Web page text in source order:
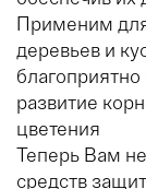
Применим
деревьев и
благоприятно
развитие
цветения
Теперь Вам
средств